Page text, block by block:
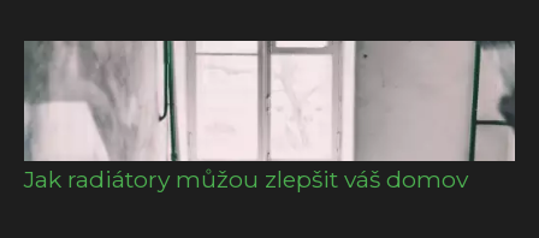
Jak radiátory můžou zlepšit váš domov